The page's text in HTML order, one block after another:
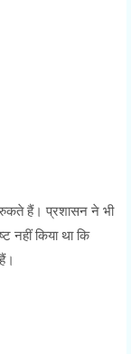
रुकते हैं। प्रशासन ने भी
नहीं किया था कि